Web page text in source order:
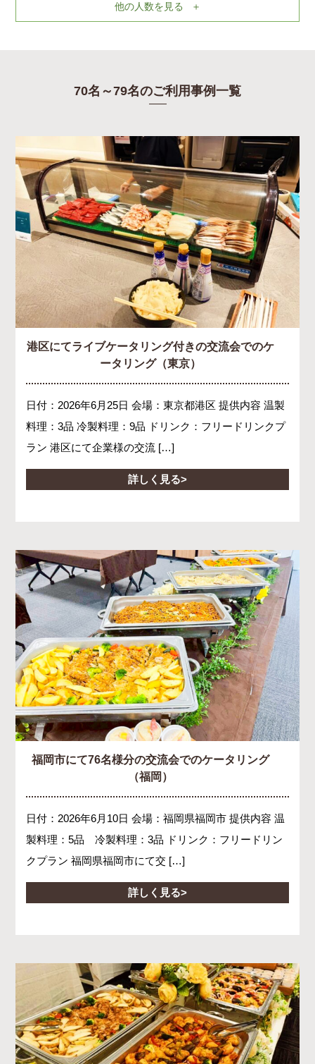
他の人数を見る
70名～79名のご利用事例一覧
港区にてライブケータリング付きの交流会でのケ
ータリング（東京）
日付：2026年6月25日 会場：東京都港区 提供内容 温製
料理：3品 冷製料理：9品 ドリンク：フリードリンクプ
ラン 港区にて企業様の交流 […]
詳しく見る
福岡市にて76名様分の交流会でのケータリング
（福岡）
日付：2026年6月10日 会場：福岡県福岡市 提供内容 温
製料理：5品 冷製料理：3品 ドリンク：フリードリン
クプラン 福岡県福岡市にて交 […]
詳しく見る